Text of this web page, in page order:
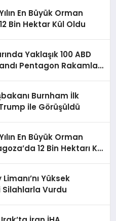
En Büyük Orman
Bin Hektar Kül Oldu
Yaklaşık 100 ABD
Pentagon Rakamları
Burnham İlk
ile Görüşüldü
En Büyük Orman
12 Bin Hektarı Kül
Yüksek
Vurdu